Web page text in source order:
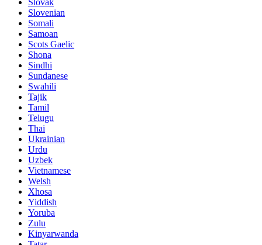
Slovenian
Somali
Samoan
Scots Gaelic
Shona
Sindhi
Sundanese
Swahili
Tajik
Tamil
Telugu
Thai
Ukrainian
Urdu
Uzbek
Vietnamese
Welsh
Xhosa
Yiddish
Yoruba
Zulu
Kinyarwanda